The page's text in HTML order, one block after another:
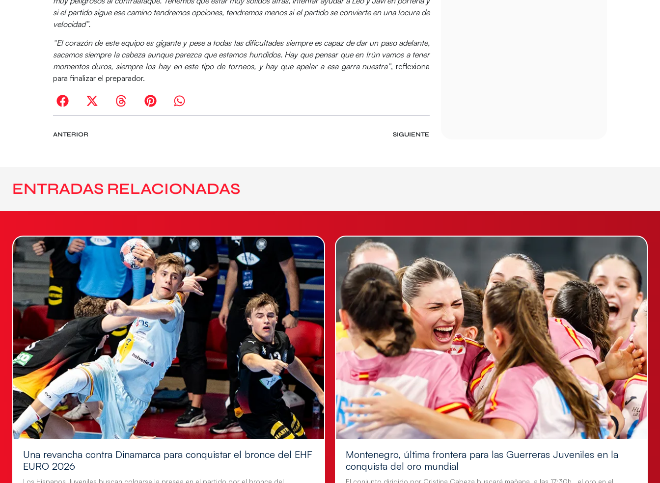
si el partido sigue ese camino tendremos opciones, tendremos menos si el partido se convierte en una locura de
velocidad”.
“El corazón de este equipo es gigante y pese a todas las dificultades siempre es capaz de dar un paso adelante,
sacamos siempre la cabeza aunque parezca que estamos hundidos. Hay que pensar que en Irún vamos a tener
momentos duros, siempre los hay en este tipo de torneos, y hay que apelar a esa garra nuestra”, reflexiona
para finalizar el preparador.
ANTERIOR SIGUIENTE
ENTRADAS RELACIONADAS
Una revancha contra Dinamarca para conquistar el bronce del EHF
EURO 2026
Los Hispanos Juveniles buscan colgarse la presea en el partido por el bronce del
Montenegro, última frontera para las Guerreras Juveniles en la
conquista del oro mundial
El conjunto dirigido por Cristina Cabeza buscará mañana, a las 17:30h., el oro en el